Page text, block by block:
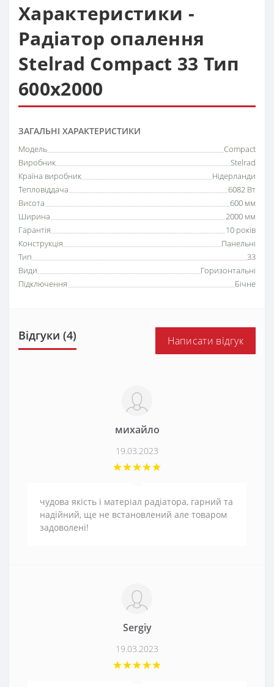
Характеристики -
Радіатор опалення
Stelrad Compact 33 Тип
600х2000
ЗАГАЛЬНІ ХАРАКТЕРИСТИКИ
Модель
Compact
Виробник
Stelrad
Країна виробник
Нідерланди
Тепловіддача
6082 Вт
Висота
600 мм
Ширина
2000 мм
Гарантія
10 років
Конструкція
Панельні
Тип
33
Види
Горизонтальні
Підключення
Бічне
Відгуки (4) Написати відгук
михайло
19.03.2023
чудова якість і матеріал радіатора, гарний та
надійний, ще не встановлений але товаром
задоволені!
Sergiy
19.03.2023